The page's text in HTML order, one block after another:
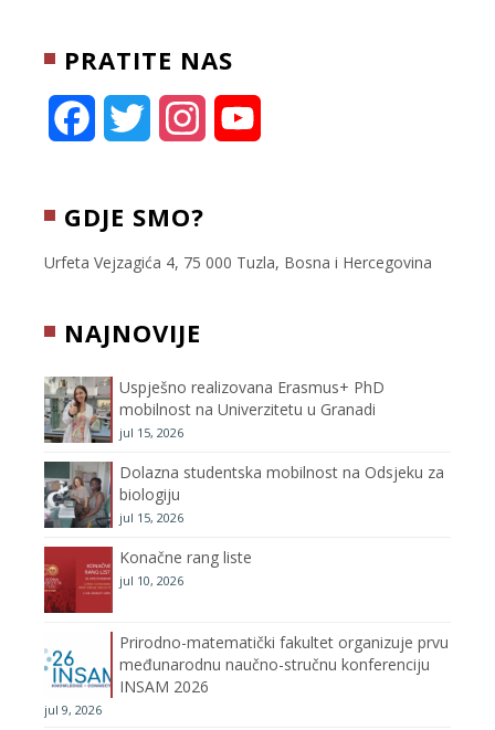
PRATITE NAS
c
e
o
o
k
i
t
e
r
t
r
T
e
e
GDJE SMO?
Urfeta Vejzagića 4, 75 000 Tuzla, Bosna i Hercegovina
NAJNOVIJE
Uspješno realizovana Erasmus+ PhD
mobilnost na Univerzitetu u Granadi
jul 15, 2026
Dolazna studentska mobilnost na Odsjeku za
biologiju
jul 15, 2026
Konačne rang liste
jul 10, 2026
Prirodno-matematički fakultet organizuje prvu
međunarodnu naučno-stručnu konferenciju
INSAM 2026
jul 9, 2026